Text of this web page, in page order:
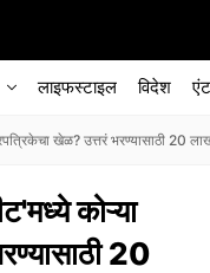
लाइफस्टाइल विदेश
खेळ? उत्तरं भरण्यासाठी 20
कोऱ्या
20